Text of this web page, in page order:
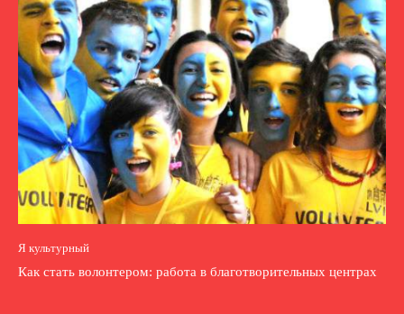
Я культурный
Как стать волонтером: работа в благотворительных центрах